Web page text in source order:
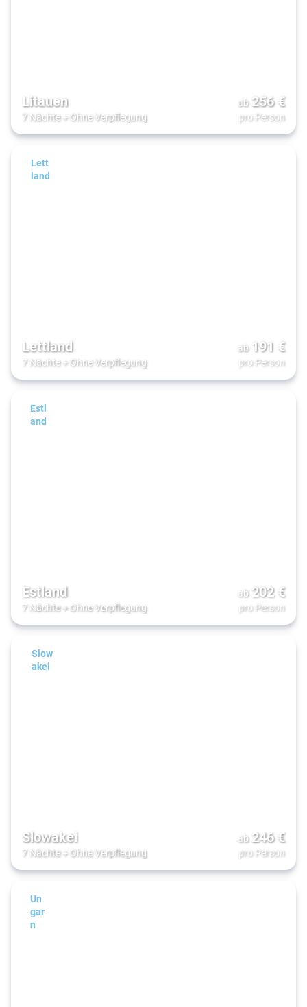
Litauen
7 Nächte+ Ohne Verpflegung
ab 256€
pro Person
Lett
land
Lettland
7 Nächte+ Ohne Verpflegung
ab 191 €
pro Person
Estl
and
Estland
7 Nächte+ Ohne Verpflegung
ab 202€
pro Person
Slow
akei
Slowakei
7 Nächte+ Ohne Verpflegung
ab 246€
pro Person
Un
gar
n